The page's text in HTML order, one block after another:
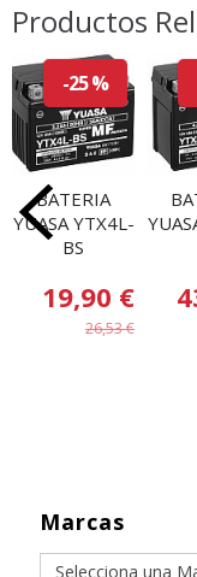
Marcas
Productos
-25 %
BATERIA
YUASA YTX4L-
BS
19,90 €
26,53 €